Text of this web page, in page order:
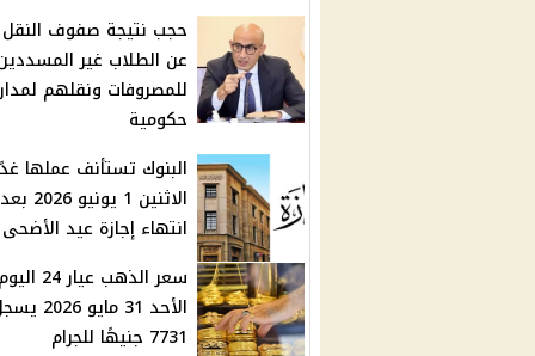
عن الطلاب غير
للمصروفات ونقلهم
حكومية
البنوك تستأنف عملها
الاثنين 1 يونيو 2026 بعد
انتهاء إجازة عيد الأضحى
سعر الذهب عيار 24
الأحد 31 مايو
7731 جنيهًا للجرام